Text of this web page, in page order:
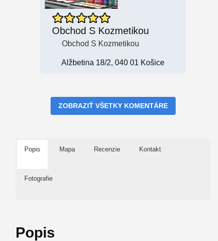
Obchod S Kozmetikou
Obchod S Kozmetikou
Alžbetina 18/2, 040 01 Košice
ZOBRAZIŤ VŠETKY KOMENTÁRE
Popis Mapa Recenzie Kontakt
Fotografie
Popis